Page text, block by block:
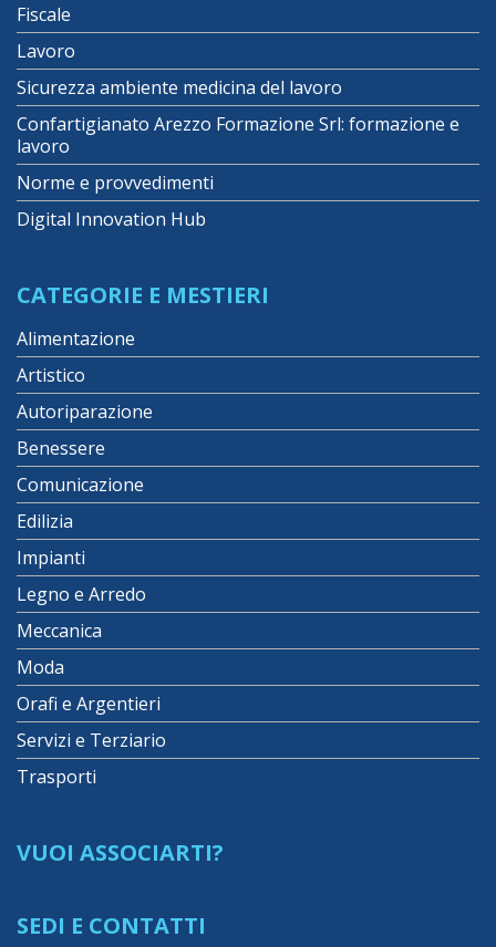
Fiscale
Lavoro
Sicurezza ambiente medicina del lavoro
Confartigianato Arezzo Formazione Srl: formazione e
lavoro
Norme e provvedimenti
Digital Innovation Hub
CATEGORIE E MESTIERI
Alimentazione
Artistico
Autoriparazione
Benessere
Comunicazione
Edilizia
Impianti
Legno e Arredo
Meccanica
Moda
Orafi e Argentieri
Servizi e Terziario
Trasporti
VUOI ASSOCIARTI?
SEDI E CONTATTI